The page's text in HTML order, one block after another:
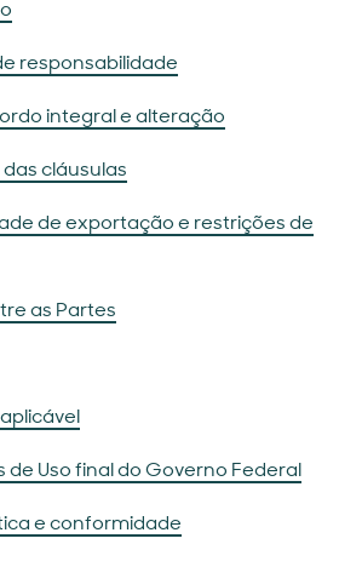
responsabilidade
integral e alteração
cláusulas
de exportação e restrições de
as Partes
de Uso final do Governo Federal
e conformidade